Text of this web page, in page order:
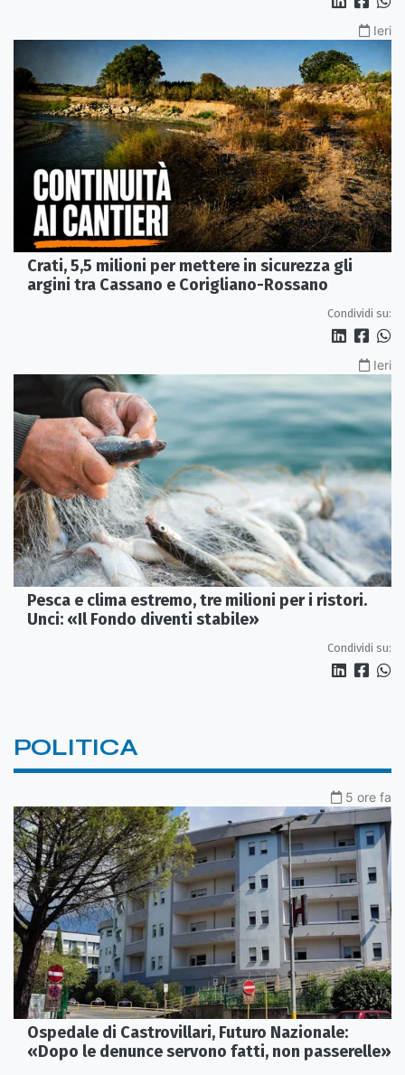
Ieri
Crati, 5,5 milioni per mettere in sicurezza gli
argini tra Cassano e Corigliano-Rossano
Condividi su:
Ieri
Pesca e clima estremo, tre milioni per i ristori.
Unci: «Il Fondo diventi stabile»
Condividi su:
POLITICA
5 ore fa
Ospedale di Castrovillari, Futuro Nazionale:
«Dopo le denunce servono fatti, non passerelle»